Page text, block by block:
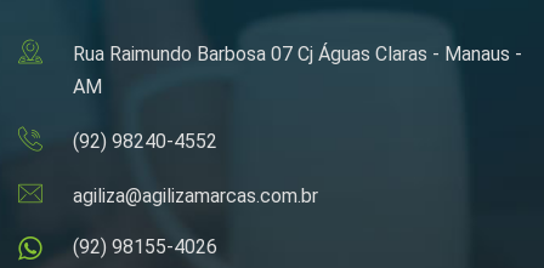
Rua Raimundo Barbosa 07 Cj Águas Claras - Manaus -
AM
(92) 98240-4552
agiliza@agilizamarcas.com.br
(92) 98155-4026